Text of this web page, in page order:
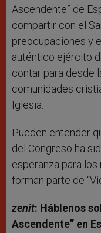
Ascendente” de
compartir con el
preocupaciones y
auténtico ejército
contar para desde
comunidades
Iglesia.
Pueden entender
del Congreso ha
esperanza para
forman parte de
zenit: Háblenos
Ascendente” en